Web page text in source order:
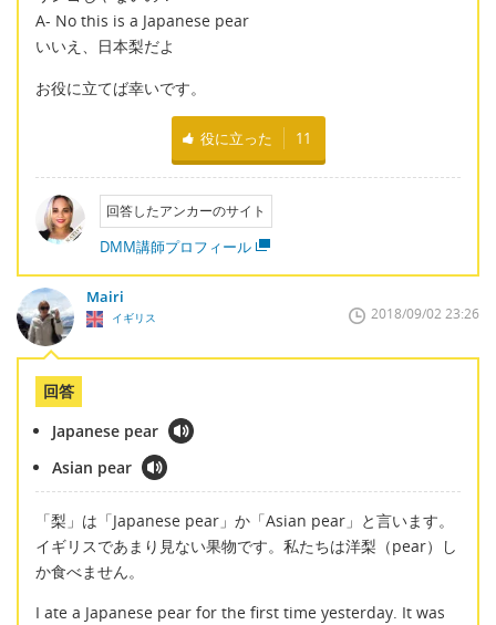
A- No this is a Japanese pear
いいえ、日本梨だよ
お役に立てば幸いです。
役に立った 11
回答したアンカーのサイト
DMM講師プロフィール
Mairi
イギリス 2018/09/02 23:26
回答
Japanese pear
Asian pear
「梨」は「Japanese pear」か「Asian pear」と言います。
イギリスであまり見ない果物です。私たちは洋梨（pear）し
か食べません。
I ate a Japanese pear for the first time yesterday. It was